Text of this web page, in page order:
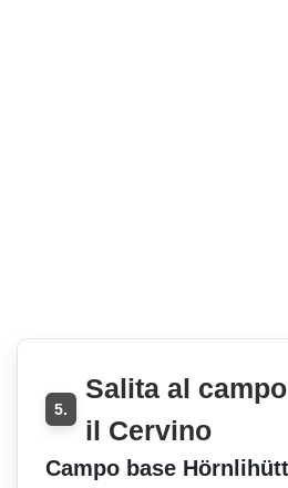
5.
Salita al
il Cervino
Campo base